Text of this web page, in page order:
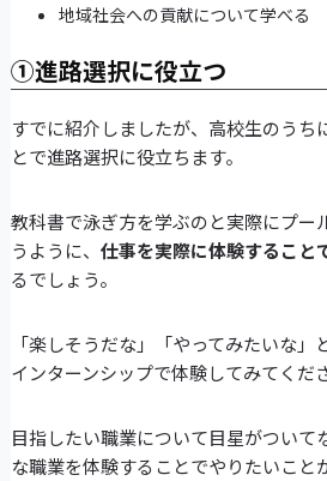
地域社会への貢献について学べる
①進路選択に役立つ
すでに紹介しましたが、高校生のうち
とで進路選択に役立ちます。
教科書で泳ぎ方を学ぶのと実際にプー
うように、 仕事を実際に体験すること
るでしょう。
「楽しそうだな」「やってみたいな」
インターンシップで体験してみてくだ
目指したい職業について目星がついて
な職業を体験することでやりたいこと